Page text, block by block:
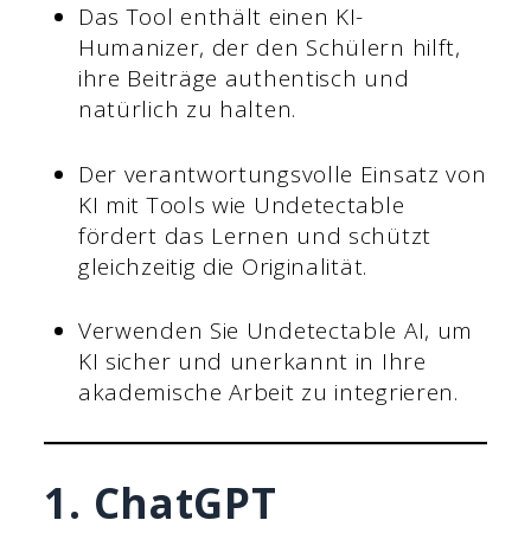
Das Tool enthält einen KI-
Humanizer, der den Schülern hilft,
ihre Beiträge authentisch und
natürlich zu halten.
Der verantwortungsvolle Einsatz von
KI mit Tools wie Undetectable
fördert das Lernen und schützt
gleichzeitig die Originalität.
Verwenden Sie Undetectable AI, um
KI sicher und unerkannt in Ihre
akademische Arbeit zu integrieren.
1. ChatGPT